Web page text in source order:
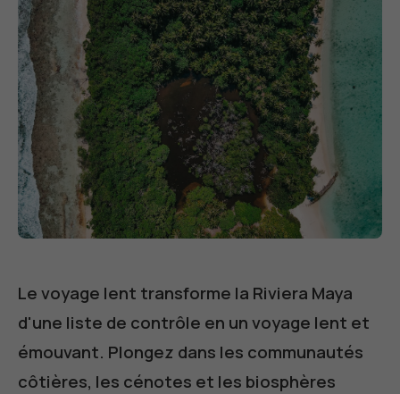
Le voyage lent transforme la Riviera Maya
d'une liste de contrôle en un voyage lent et
émouvant. Plongez dans les communautés
côtières, les cénotes et les biosphères